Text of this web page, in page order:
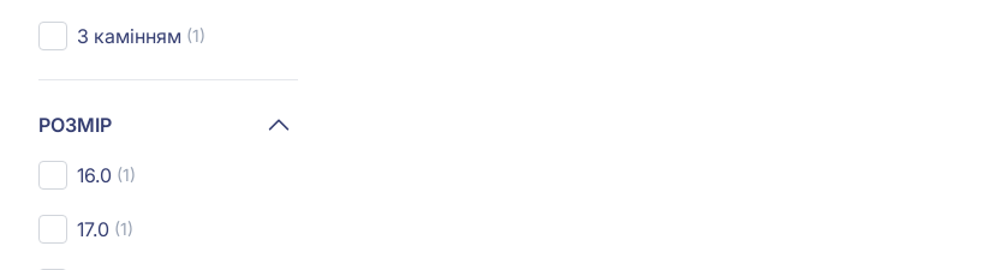
З камінням (1)
РОЗМІР
16.0 (1)
17.0 (1)